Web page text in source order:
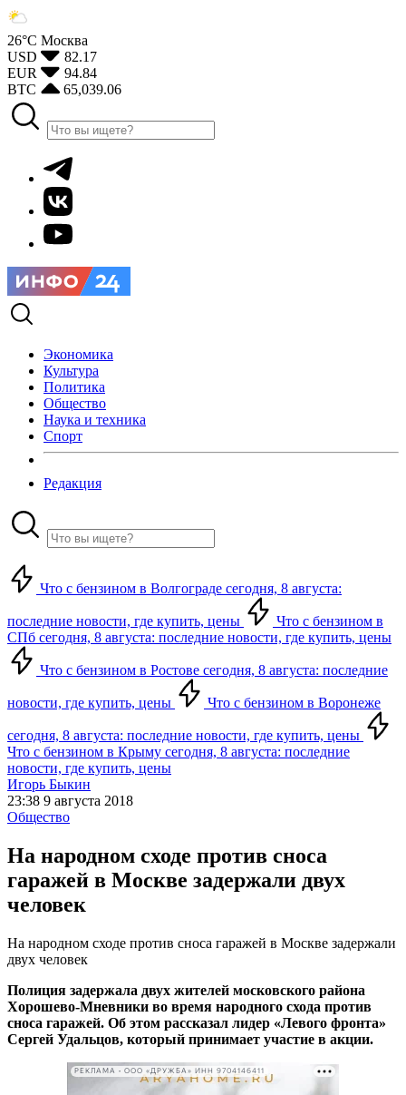
26°С Москва
USD
82.17
EUR
94.84
BTC
65,039.06
Экономика
Культура
Политика
Общество
Наука и техника
Спорт
Редакция
Что с бензином в Волгограде сегодня, 8 августа:
последние новости, где купить, цены
Что с бензином в
СПб сегодня, 8 августа: последние новости, где купить, цены
Что с бензином в Ростове сегодня, 8 августа: последние
новости, где купить, цены Что с бензином в Воронеже
сегодня, 8 августа: последние новости, где купить, цены
Что с бензином в Крыму сегодня, 8 августа: последние
новости, где купить, цены
Игорь Быкин
23:38 9 августа 2018
Общество
На народном сходе против сноса
гаражей в Москве задержали двух
человек
На народном сходе против сноса гаражей в Москве задержали
двух человек
Полиция задержала двух жителей московского района
Хорошево-Мневники во время народного схода против
сноса гаражей. Об этом рассказал лидер «Левого фронта»
Сергей Удальцов, который принимает участие в акции.
РЕКЛАМА • ООО «ДРУЖБА» ИНН 9704146411